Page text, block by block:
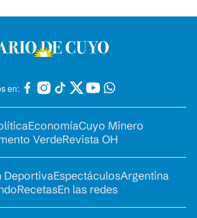
en:
EconomíaCuyo Minero
VerdeRevista OH
DeportivaEspectáculosArgentina
RecetasEn las redes